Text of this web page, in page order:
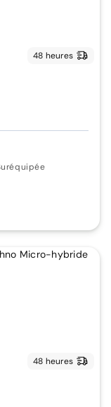
48 heures
48 heures